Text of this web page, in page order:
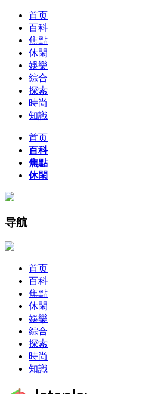
首页
百科
焦點
休閑
娛樂
綜合
探索
時尚
知識
首页
百科
焦點
休閑
导航
首页
百科
焦點
休閑
娛樂
綜合
探索
時尚
知識